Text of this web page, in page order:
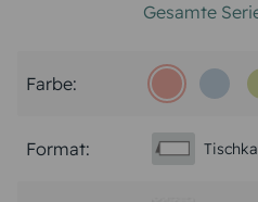
Gesamte
Farbe:
Format: